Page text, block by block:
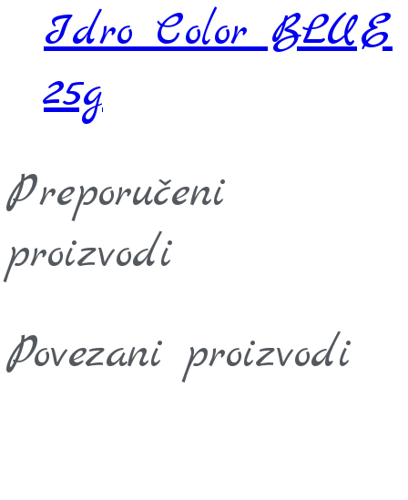
Idro Color BLUE
25g
Preporučeni
proizvodi
Povezani proizvodi